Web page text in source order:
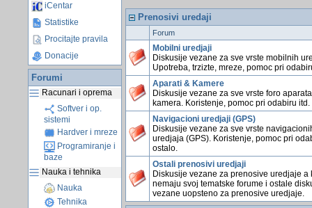
iCentar
Statistike
Procitajte pravila
Donacije
Forumi
Racunari i oprema
Softver i op.
sistemi
Hardver i mreze
Programiranje i
baze
Nauka i tehnika
Nauka
Tehnika
Prenosivi uredaji
Forum
Mobilni uredjaji
Diskusije vezane za sve vrste mobilnih
Upotreba, trzizte, mreze, pomoc pri
Aparati & Kamere
Diskusije vezane za sve vrste foro
kamera. Koristenje, pomoc pri odabiru itd.
Navigacioni uredjaji (GPS)
Diskusije vezane za sve vrste
uredjaja (GPS). Koristenje, pomoc pri
ostalo.
Ostali prenosivi uredjaji
Diskusije vezane za prenosive uredjaje a
nemaju svoj tematske forume i ostale
vezane uopsteno za prenosive uredjaje.